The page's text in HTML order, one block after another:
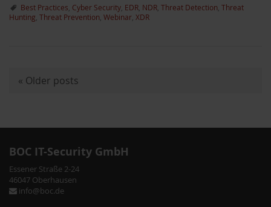
Best Practices Cyber Security EDR NDR Threat Detection Threat
Hunting Threat Prevention Webinar XDR
s
t
N
a
« Older posts
BOC IT-Security GmbH
Essener Straße 2-24
46047 Oberhausen
info@boc.de